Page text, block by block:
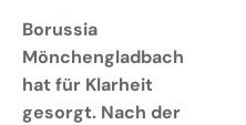
Borussia
Mönchengladbach
hat für Klarheit
gesorgt. Nach der